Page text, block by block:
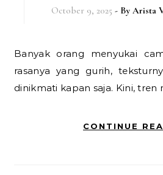
October 9, 2025 - By Arista
Banyak orang menyukai camilan keripik karena
rasanya yang gurih,
dinikmati kapan saja. Kini,
CONTINUE